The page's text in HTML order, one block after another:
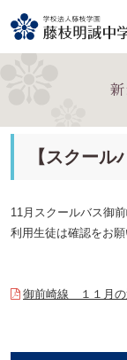
【スクー
11月スクールバス御
利用生徒は確認をお願
御前崎線 １１月の